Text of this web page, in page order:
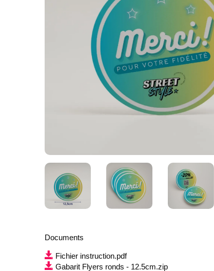
Documents
Fichier instruction.pdf
Gabarit Flyers ronds - 12.5cm.zip